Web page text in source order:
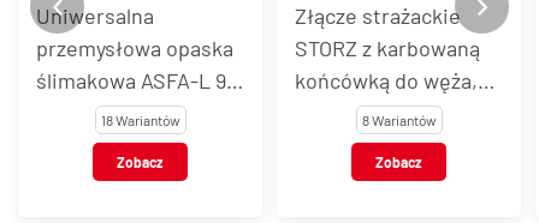
Uniwersalna
przemysłowa opaska
ślimakowa ASFA-L 9
mm, stal węglowa
18 Wariantów
Zobacz
Złącze strażackie
STORZ z karbowaną
końcówką do węża,
aluminium8 Wariantów
Zobacz